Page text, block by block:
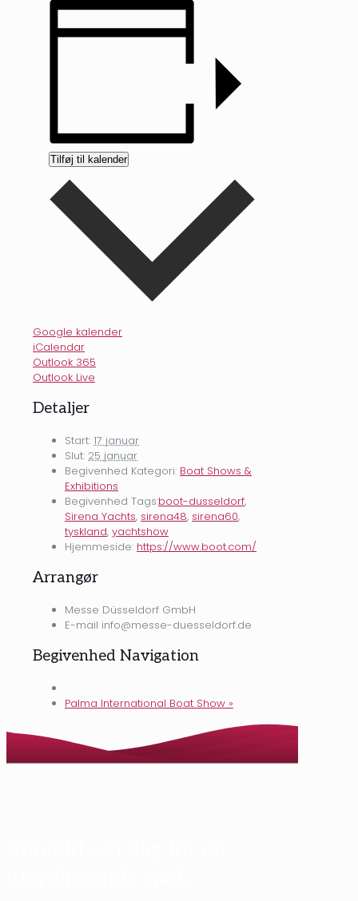
Tilføj til kalender
Google kalender
iCalendar
Outlook 365
Outlook Live
Detaljer
Start: 17 januar
Slut: 25 januar
Begivenhed Kategori: Boat Shows &
Exhibitions
Begivenhed Tags:boot-dusseldorf,
Sirena Yachts, sirena48, sirena60,
tyskland, yachtshow
Hjemmeside: https://www.boot.com/
Arrangør
Messe Düsseldorf GmbH
E-mail info@messe-duesseldorf.de
Begivenhed Navigation
Palma International Boat Show »